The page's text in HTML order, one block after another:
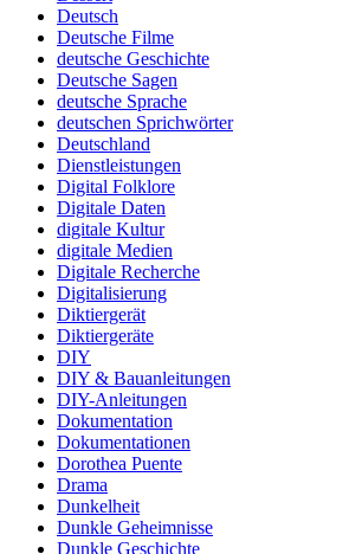
Deutsch
Deutsche Filme
deutsche Geschichte
Deutsche Sagen
deutsche Sprache
deutschen Sprichwörter
Deutschland
Dienstleistungen
Digital Folklore
Digitale Daten
digitale Kultur
digitale Medien
Digitale Recherche
Digitalisierung
Diktiergerät
Diktiergeräte
DIY
DIY & Bauanleitungen
DIY-Anleitungen
Dokumentation
Dokumentationen
Dorothea Puente
Drama
Dunkelheit
Dunkle Geheimnisse
Dunkle Geschichte